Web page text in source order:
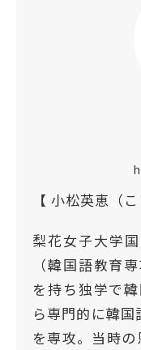
【 小松英恵（
梨花女子大学
（韓国語教育
を持ち独学で
ら専門的に韓
を専攻。当時